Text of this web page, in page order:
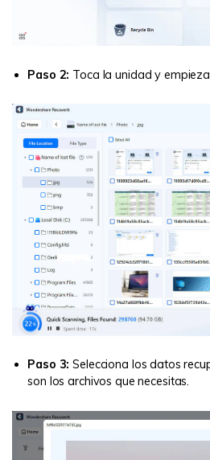
Paso 2: Toca la unidad y
Paso 3: Selecciona los datos
son los archivos que necesitas.